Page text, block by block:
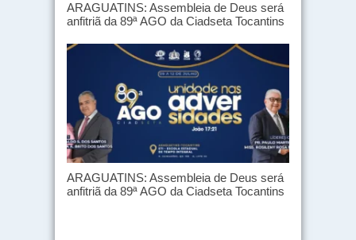
ARAGUATINS: Assembleia de Deus será
anfitriã da 89ª AGO da Ciadseta Tocantins
ARAGUATINS: Assembleia de Deus será
anfitriã da 89ª AGO da Ciadseta Tocantins